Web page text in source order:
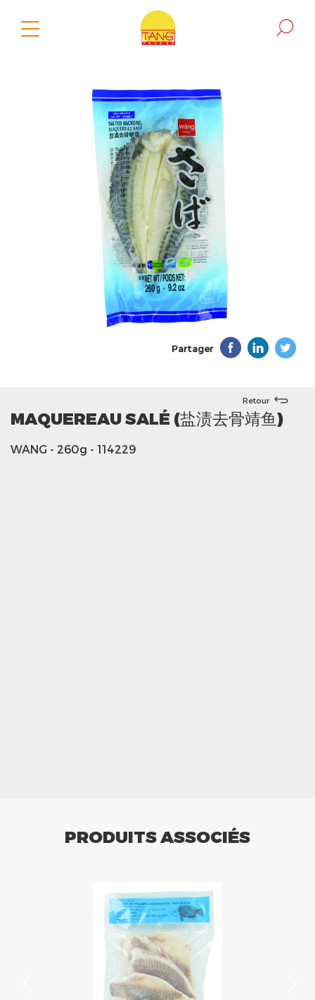
Partager
Retour
MAQUEREAU SALÉ (盐渍去骨靖鱼)
WANG - 260g - 114229
PRODUITS ASSOCIÉS